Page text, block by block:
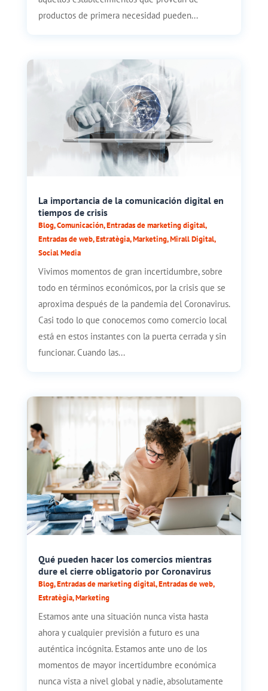
productos de primera necesidad pueden...
La importancia de la comunicación digital en
tiempos de crisis
Blog,Comunicación,Entradas de marketing digital,
Entradas de web,Estratègia,Marketing,Mirall Digital,
Social Media
Vivimos momentos de gran incertidumbre, sobre
todo en términos económicos, por la crisis que se
aproxima después de la pandemia del Coronavirus.
Casi todo lo que conocemos como comercio local
está en estos instantes con la puerta cerrada y sin
funcionar. Cuando las...
Qué pueden hacer los comercios mientras
dure el cierre obligatorio por Coronavirus
Blog,Entradas de marketing digital,Entradas de web,
Estratègia,Marketing
Estamos ante una situación nunca vista hasta
ahora y cualquier previsión a futuro es una
auténtica incógnita. Estamos ante uno de los
momentos de mayor incertidumbre económica
nunca vista a nivel global y nadie, absolutamente